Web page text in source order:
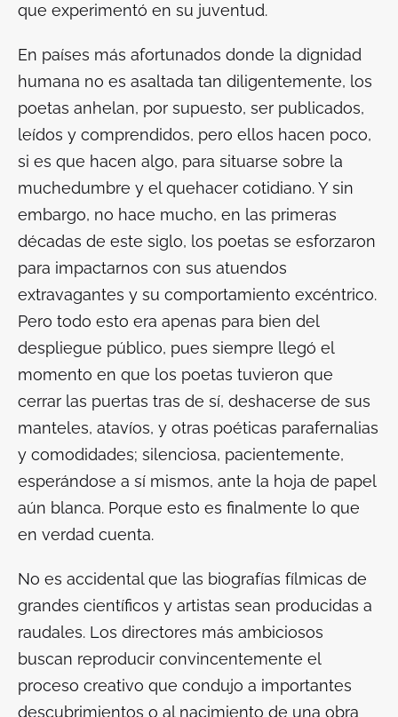
que experimentó en su juventud.
En países más afortunados donde la dignidad
humana no es asaltada tan diligentemente, los
poetas anhelan, por supuesto, ser publicados,
leídos y comprendidos, pero ellos hacen poco,
si es que hacen algo, para situarse sobre la
muchedumbre y el quehacer cotidiano. Y sin
embargo, no hace mucho, en las primeras
décadas de este siglo, los poetas se esforzaron
para impactarnos con sus atuendos
extravagantes y su comportamiento excéntrico.
Pero todo esto era apenas para bien del
despliegue público, pues siempre llegó el
momento en que los poetas tuvieron que
cerrar las puertas tras de sí, deshacerse de sus
manteles, atavíos, y otras poéticas parafernalias
y comodidades; silenciosa, pacientemente,
esperándose a sí mismos, ante la hoja de papel
aún blanca. Porque esto es finalmente lo que
en verdad cuenta.
No es accidental que las biografías fílmicas de
grandes científicos y artistas sean producidas a
raudales. Los directores más ambiciosos
buscan reproducir convincentemente el
proceso creativo que condujo a importantes
descubrimientos o al nacimiento de una obra